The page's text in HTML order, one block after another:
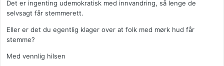
Det er ingenting udemokratisk med innvandring, så lenge de
selvsagt får stemmerett.
Eller er det du egentlig klager over at folk med mørk hud får
stemme?
Med vennlig hilsen